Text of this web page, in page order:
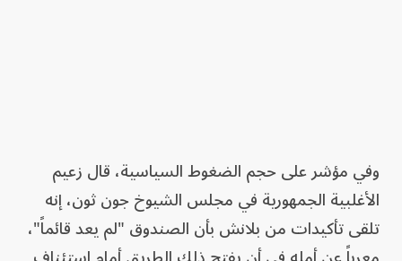
وفي مؤشر على حجم الضغوط السياسية، قال زعيم
الأغلبية الجمهورية في مجلس الشيوخ جون ثون، إنه
تلقى تأكيدات من بلانش بأن الصندوق "لم يعد قائماً"،